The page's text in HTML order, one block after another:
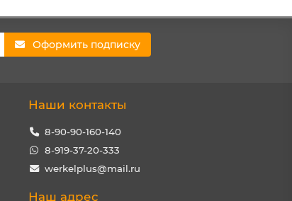
Оформить подписку
Наши контакты
8-90-90-160-140
8-919-37-20-333
werkelplus@mail.ru
Наш адрес